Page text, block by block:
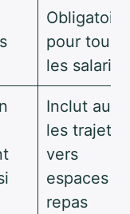
Obligatoire
pour tous
les salariés
Inclut aussi
les trajets
vers
espaces
repas